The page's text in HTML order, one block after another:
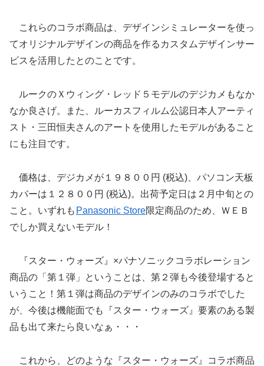
これらのコラボ商品は、デザインシミュレーターを使っ
てオリジナルデザインの商品を作るカスタムデザインサー
ビスを活用したとのことです。
ルークのＸウィング・レッド５モデルのデジカメもなか
なか良さげ。また、ルーカスフィルム公認日本人アーティ
スト・三田恒夫さんのアートを使用したモデルがあること
にも注目です。
価格は、デジカメが１９８００円 (税込)、パソコン天板
カバーは１２８００円 (税込)。出荷予定日は２月中旬との
こと。いずれも Panasonic Store限定商品のため、ＷＥＢ
でしか買えないモデル！
『スター・ウォーズ』×パナソニックコラボレーション
商品の「第１弾」ということは、第２弾も今後登場すると
いうこと！第１弾は商品のデザインのみのコラボでした
が、今後は機能面でも『スター・ウォーズ』要素のある製
品も出て来たら良いなぁ・・・
これから、どのような『スター・ウォーズ』コラボ商品